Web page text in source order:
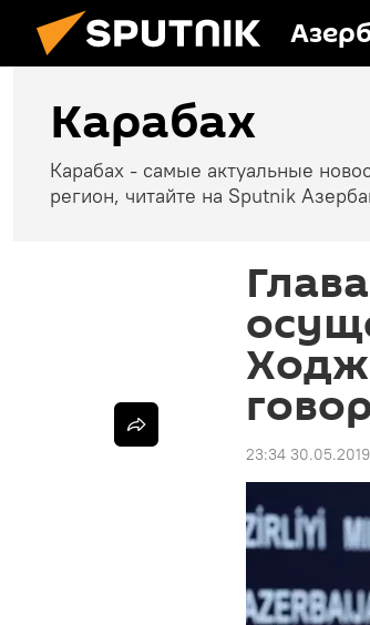
Карабах
Карабах - самые актуальные
регион, читайте на Sputnik
23:34 30.05.2019